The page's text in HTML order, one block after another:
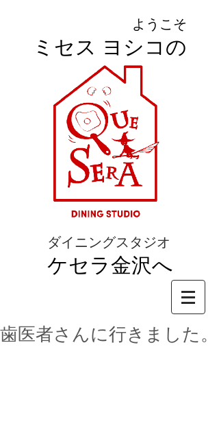
ようこそ
ミセス ヨシコの
ダイニングスタジオ
ケセラ金沢へ
歯医者さんに行きました。